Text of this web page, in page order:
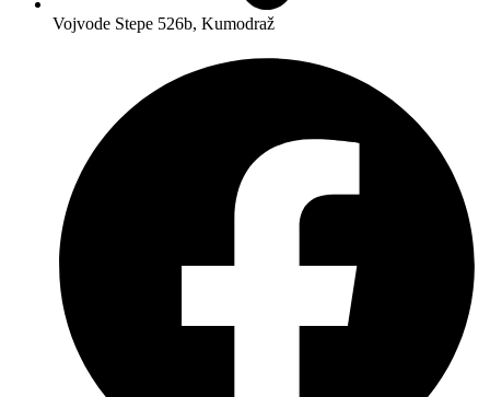
Vojvode Stepe 526b, Kumodraž